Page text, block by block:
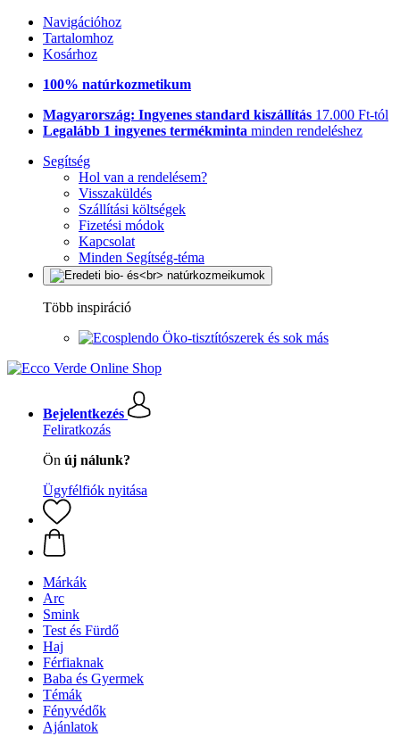
Navigációhoz
Tartalomhoz
Kosárhoz
100% natúrkozmetikum
Magyarország: Ingyenes standard kiszállítás 17.000 Ft-tól
Legalább 1 ingyenes termékminta minden rendeléshez
Segítség
Hol van a rendelésem?
Visszaküldés
Szállítási költségek
Fizetési módok
Kapcsolat
Minden Segítség-téma
Több inspiráció
Öko-tisztítószerek és sok más
Bejelentkezés
Feliratkozás
Ön új nálunk?
Ügyfélfiók nyitása
Márkák
Arc
Smink
Test és Fürdő
Haj
Férfiaknak
Baba és Gyermek
Témák
Fényvédők
Ajánlatok